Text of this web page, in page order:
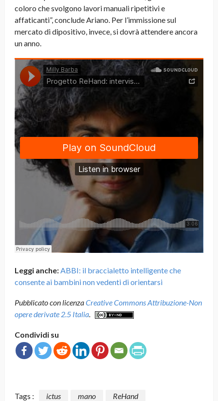
coloro che svolgono lavori manuali ripetitivi e
affaticanti”, conclude Ariano. Per l’immissione sul
mercato di dipositivo, invece, si dovrà attendere ancora
un anno.
Leggi anche:ABBI: il braccialetto intelligente che
consente ai bambini non vedenti di orientarsi
Pubblicato con licenzaCreative Commons Attribuzione-Non
opere derivate 2.5 Italia.
Condividi su
Tags : ictus mano
ReHand